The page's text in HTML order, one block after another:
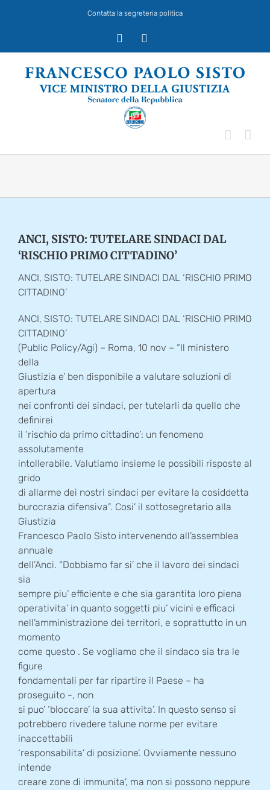
Contatta la segreteria politica
ANCI, SISTO: TUTELARE SINDACI DAL
‘RISCHIO PRIMO CITTADINO’
ANCI, SISTO: TUTELARE SINDACI DAL ‘RISCHIO PRIMO
CITTADINO’
ANCI, SISTO: TUTELARE SINDACI DAL ‘RISCHIO PRIMO
CITTADINO’
(Public Policy/Agi) – Roma, 10 nov – “Il ministero
della
Giustizia e’ ben disponibile a valutare soluzioni di
apertura
nei confronti dei sindaci, per tutelarli da quello che
definirei
il ‘rischio da primo cittadino’: un fenomeno
assolutamente
intollerabile. Valutiamo insieme le possibili risposte al
grido
di allarme dei nostri sindaci per evitare la cosiddetta
burocrazia difensiva”. Cosi’ il sottosegretario alla
Giustizia
Francesco Paolo Sisto intervenendo all’assemblea
annuale
dell’Anci. “Dobbiamo far si’ che il lavoro dei sindaci
sia
sempre piu’ efficiente e che sia garantita loro piena
operativita’ in quanto soggetti piu’ vicini e efficaci
nell’amministrazione dei territori, e soprattutto in un
momento
come questo . Se vogliamo che il sindaco sia tra le
figure
fondamentali per far ripartire il Paese – ha
proseguito -, non
si puo’ ‘bloccare’ la sua attivita’. In questo senso si
potrebbero rivedere talune norme per evitare
inaccettabili
‘responsabilita’ di posizione’. Ovviamente nessuno
intende
creare zone di immunita’, ma non si possono neppure